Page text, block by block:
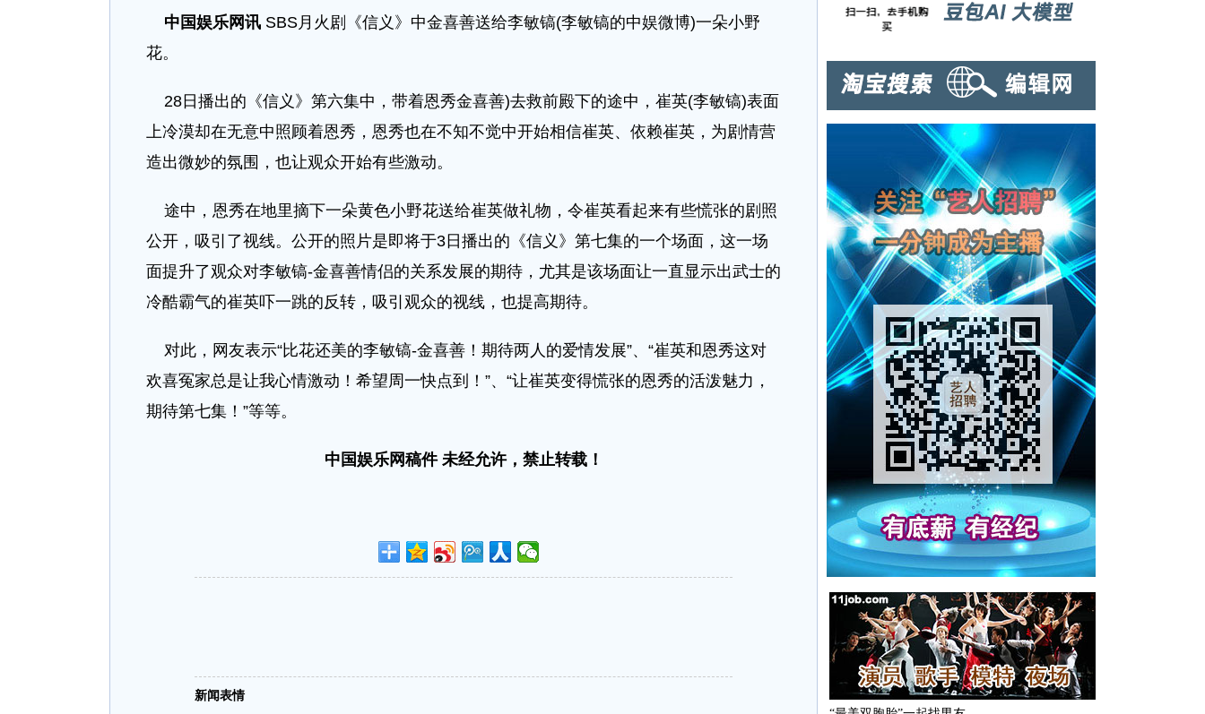
中国娱乐网讯 SBS月火剧《信义》中金喜善送给李敏镐(李敏镐的中娱微博)一朵小野
花。
28日播出的《信义》第六集中，带着恩秀金喜善)去救前殿下的途中，崔英(李敏镐)表面
上冷漠却在无意中照顾着恩秀，恩秀也在不知不觉中开始相信崔英、依赖崔英，为剧情营
造出微妙的氛围，也让观众开始有些激动。
途中，恩秀在地里摘下一朵黄色小野花送给崔英做礼物，令崔英看起来有些慌张的剧照
公开，吸引了视线。公开的照片是即将于3日播出的《信义》第七集的一个场面，这一场
面提升了观众对李敏镐-金喜善情侣的关系发展的期待，尤其是该场面让一直显示出武士的
冷酷霸气的崔英吓一跳的反转，吸引观众的视线，也提高期待。
对此，网友表示“比花还美的李敏镐-金喜善！期待两人的爱情发展”、“崔英和恩秀这对
欢喜冤家总是让我心情激动！希望周一快点到！”、“让崔英变得慌张的恩秀的活泼魅力，
期待第七集！”等等。
中国娱乐网稿件 未经允许，禁止转载！
新闻表情